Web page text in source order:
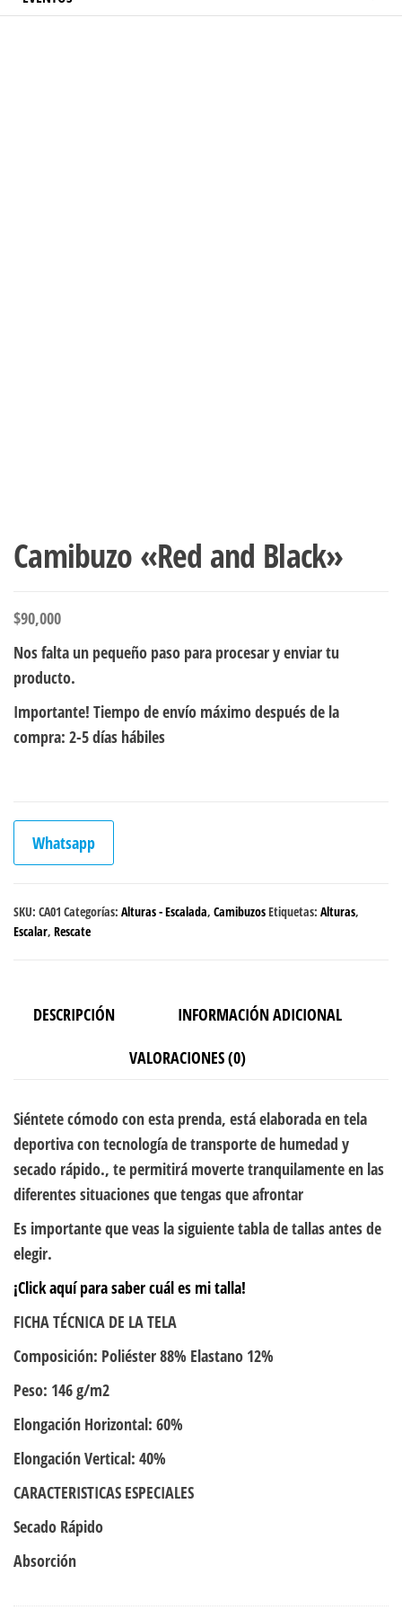
Camibuzo «Red and Black»
$90,000
Nos falta un pequeño paso para procesar y enviar tu
producto.
Importante! Tiempo de envío máximo después de la
compra: 2-5 días hábiles
Whatsapp
SKU: CA01 Categorías: Alturas - Escalada, CamibuzosEtiquetas: Alturas,
Escalar, Rescate
DESCRIPCIÓN
INFORMACIÓN ADICIONAL
VALORACIONES (0)
Siéntete cómodo con esta prenda, está elaborada en tela
deportiva con tecnología de transporte de humedad y
secado rápido., te permitirá moverte tranquilamente en las
diferentes situaciones que tengas que afrontar
Es importante que veas la siguiente tabla de tallas antes de
elegir.
¡Click aquí para saber cuál es mi talla!
FICHA TÉCNICA DE LA TELA
Composición: Poliéster 88% Elastano 12%
Peso: 146 g/m2
Elongación Horizontal: 60%
Elongación Vertical: 40%
CARACTERISTICAS ESPECIALES
Secado Rápido
Absorción